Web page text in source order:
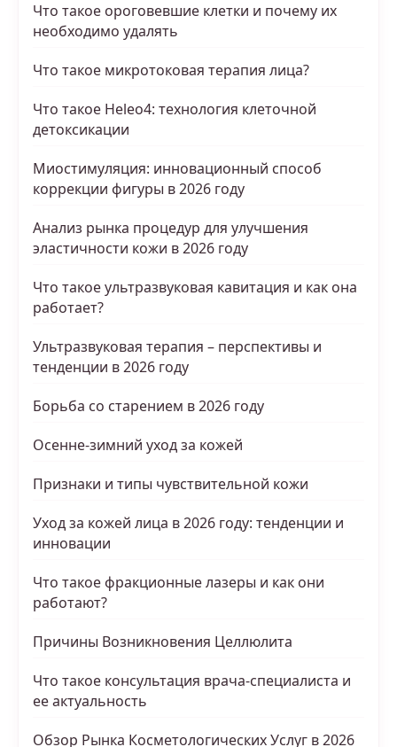
Что такое ороговевшие клетки и почему их
необходимо удалять
Что такое микротоковая терапия лица?
Что такое Heleo4: технология клеточной
детоксикации
Миостимуляция: инновационный способ
коррекции фигуры в 2026 году
Анализ рынка процедур для улучшения
эластичности кожи в 2026 году
Что такое ультразвуковая кавитация и как она
работает?
Ультразвуковая терапия – перспективы и
тенденции в 2026 году
Борьба со старением в 2026 году
Осенне-зимний уход за кожей
Признаки и типы чувствительной кожи
Уход за кожей лица в 2026 году: тенденции и
инновации
Что такое фракционные лазеры и как они
работают?
Причины Возникновения Целлюлита
Что такое консультация врача-специалиста и
ее актуальность
Обзор Рынка Косметологических Услуг в 2026